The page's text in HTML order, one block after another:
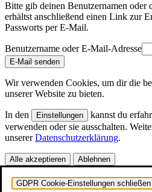
Bitte gib deinen Benutzernamen oder
erhältst anschließend einen Link zur
Passworts per E-Mail.
Benutzername oder E-Mail-Adresse
E-Mail senden
Wir verwenden Cookies, um dir die
unserer Website zu bieten.
In den Einstellungen
kannst du
verwenden oder sie ausschalten.
unsererDatenschutzerklärung.
Alle akzeptieren Ablehnen
GDPR Cookie-Einstellungen schließen